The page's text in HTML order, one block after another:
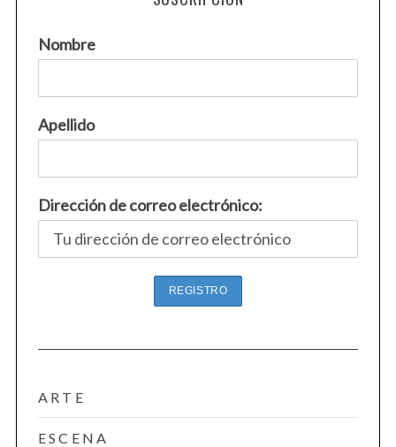
Nombre
Apellido
Dirección de correo electrónico:
ARTE
ESCENA